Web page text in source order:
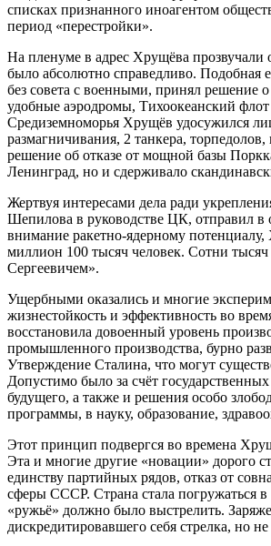
списках признанного иноагентом
период «перестройки».
На пленуме в адрес Хрущёва
было абсолютно справедливо. Подобная
без совета с военными, принял решение
удобные аэродромы, Тихоокеанский
Средиземноморья Хрущёв удосужился
размагничивания, 2 танкера,
решение об отказе от мощной базы
Ленинград, но и сдерживало
Жертвуя интересами дела ради
Шепилова в руководстве ЦК, отправил
внимание ракетно-ядерному
миллион 100 тысяч человек. Сотни
Сергеевичем».
Ущербными оказались и многие
жизнестойкость и эффективность во
восстановила довоенный уровень
промышленного производства, бурно
Утверждение Сталина, что могут
Допустимо было за счёт
будущего, а также и решения особо
программы, в науку, образование,
Этот принцип подвергся во времена
Эта и многие другие «новации» дорого
единству партийных рядов, отказ от
сферы СССР. Страна стала погружаться
«ружьё» должно было выстрелить.
дискредитировавшего себя стрелка, но